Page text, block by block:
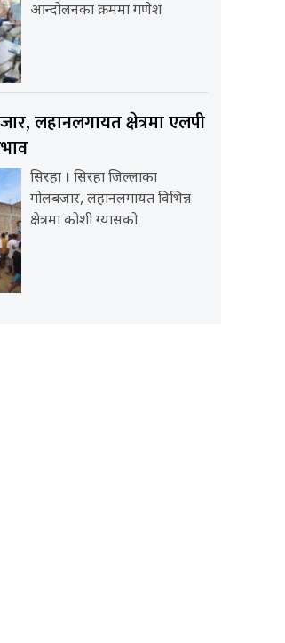
आन्दोलनका क्रममा गणेश
लहानलगायत क्षेत्रमा एलपी
सिरहा । सिरहा जिल्लाका
गोलबजार, लहानलगायत विभिन्न
क्षेत्रमा कोशी ग्यासको